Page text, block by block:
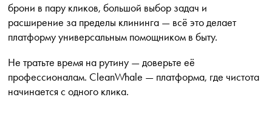
брони в пару кликов, большой выбор задач и
расширение за пределы клининга — всё это делает
платформу универсальным помощником в быту.
Не тратьте время на рутину — доверьте её
профессионалам. CleanWhale — платформа, где чистота
начинается с одного клика.